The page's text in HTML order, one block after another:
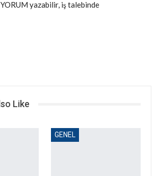
yazabilir, iş talebinde
Like
GENEL